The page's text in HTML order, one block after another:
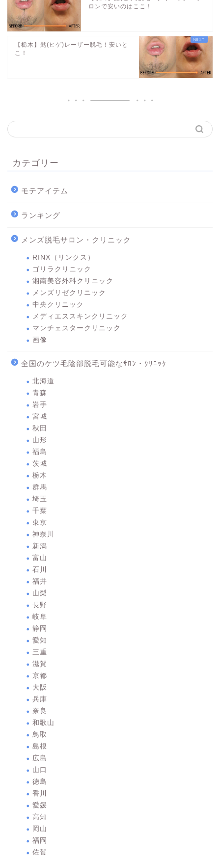
ロンで安いのはここ！
【栃木】髭(ヒゲ)レーザー脱毛！安いと
こ！
カテゴリー
モテアイテム
ランキング
メンズ脱毛サロン・クリニック
RINX（リンクス）
ゴリラクリニック
湘南美容外科クリニック
メンズリゼクリニック
中央クリニック
メディエススキンクリニック
マンチェスタークリニック
画像
全国のケツ毛陰部脱毛可能なｻﾛﾝ・ｸﾘﾆｯｸ
北海道
青森
岩手
宮城
秋田
山形
福島
茨城
栃木
群馬
埼玉
千葉
東京
神奈川
新潟
富山
石川
福井
山梨
長野
岐阜
静岡
愛知
三重
滋賀
京都
大阪
兵庫
奈良
和歌山
鳥取
島根
広島
山口
徳島
香川
愛媛
高知
岡山
福岡
佐賀